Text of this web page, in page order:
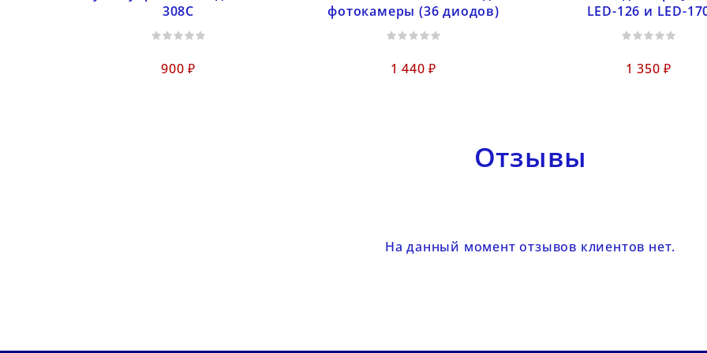
308C
900 ₽
фотокамеры (36 диодов)
1 440 ₽
LED-126 и LED-
1 350 ₽
Отзывы
На данный момент отзывов клиентов нет.